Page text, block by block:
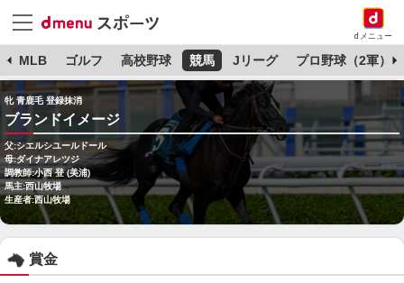
dメニュー
MLB ゴルフ 高校野球 競馬 Jリーグ プロ野球（2軍）
牝 青鹿毛 登録抹消
ブランドイメージ
父:シエルシユールドール
母:ダイナアレツジ
調教師:小西 登 (美浦)
馬主:西山牧場
生産者:西山牧場
賞金